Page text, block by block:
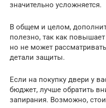
значительно усложняется.
В общем и целом,
полезно, так как
но не может
детали защиты.
Если на покупку двери у
бюджет, лучше обратить
запирания. Возможно,